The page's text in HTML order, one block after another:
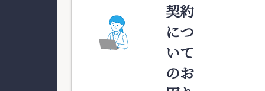
契約
につ
いて
のお